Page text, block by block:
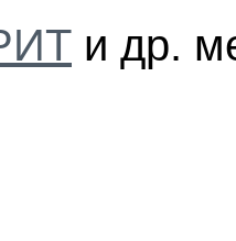
и др.